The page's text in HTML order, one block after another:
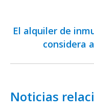
El alquiler de
considera
Noticias